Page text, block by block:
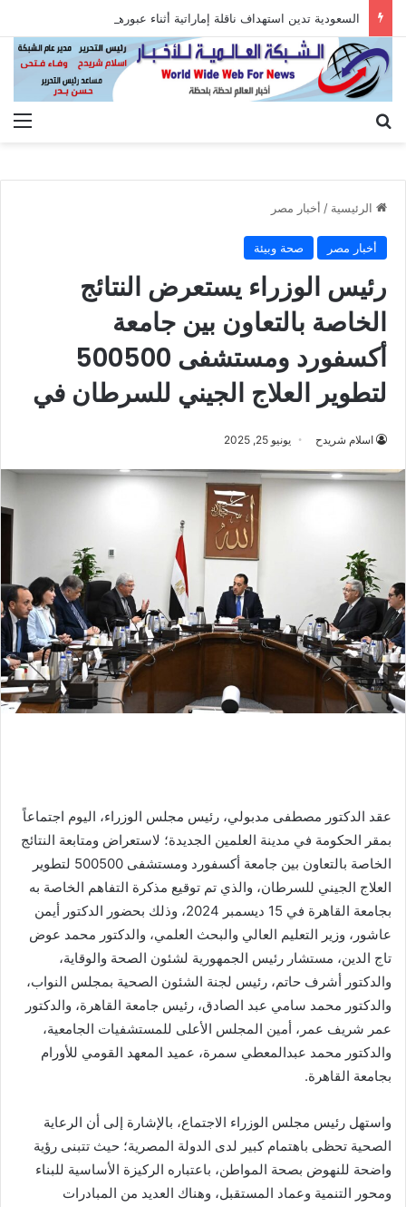
السعودية تدين استهداف ناقلة إماراتية أثناء عبورها هرمز
الرئيسية / أخبار مصر
أخبار مصر صحة وبيئة
رئيس الوزراء يستعرض النتائج
الخاصة بالتعاون بين جامعة
أكسفورد ومستشفى 500500
لتطوير العلاج الجيني للسرطان في
اسلام شريدح يونيو 25, 2025
عقد الدكتور مصطفى مدبولي، رئيس مجلس الوزراء، اليوم اجتماعاً
بمقر الحكومة في مدينة العلمين الجديدة؛ لاستعراض ومتابعة النتائج
الخاصة بالتعاون بين جامعة أكسفورد ومستشفى 500500 لتطوير
العلاج الجيني للسرطان، والذي تم توقيع مذكرة التفاهم الخاصة به
بجامعة القاهرة في 15 ديسمبر 2024، وذلك بحضور الدكتور أيمن
عاشور، وزير التعليم العالي والبحث العلمي، والدكتور محمد عوض
تاج الدين، مستشار رئيس الجمهورية لشئون الصحة والوقاية،
والدكتور أشرف حاتم، رئيس لجنة الشئون الصحية بمجلس النواب،
والدكتور محمد سامي عبد الصادق، رئيس جامعة القاهرة، والدكتور
عمر شريف عمر، أمين المجلس الأعلى للمستشفيات الجامعية،
والدكتور محمد عبدالمعطي سمرة، عميد المعهد القومي للأورام
بجامعة القاهرة.
واستهل رئيس مجلس الوزراء الاجتماع، بالإشارة إلى أن الرعاية
الصحية تحظى باهتمام كبير لدى الدولة المصرية؛ حيث تتبنى رؤية
واضحة للنهوض بصحة المواطن، باعتباره الركيزة الأساسية للبناء
ومحور التنمية وعماد المستقبل، وهناك العديد من المبادرات